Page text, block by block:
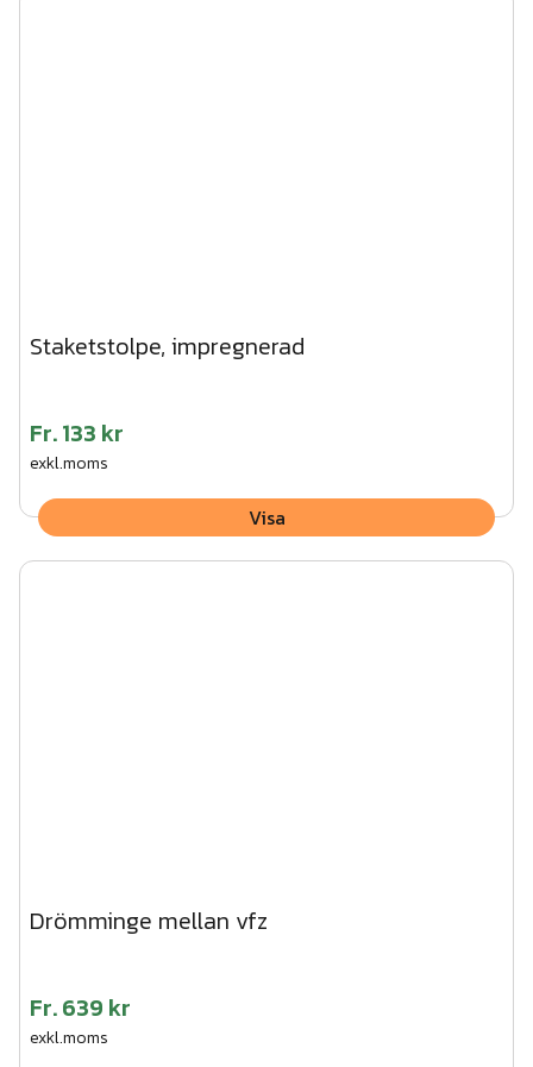
Staketstolpe, impregnerad
Fr.133 kr
exkl.moms
Visa
Drömminge mellan vfz
Fr.639 kr
exkl.moms